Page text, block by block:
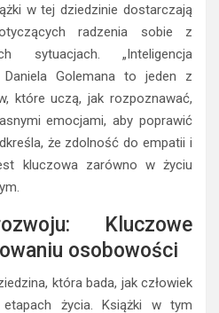
w tej dziedzinie dostarczają
radzenia sobie z
sytuacjach. „Inteligencja
Daniela Golemana to jeden z
które uczą, jak rozpoznawać,
emocjami, aby poprawić
że zdolność do empatii i
kluczowa zarówno w życiu
Kluczowe
osobowości
która bada, jak człowiek
życia. Książki w tym